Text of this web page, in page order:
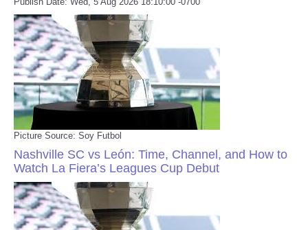
Picture Source: Soy Futbol
Nashville SC vs León: Time, Channel, and How to
Watch La Fiera’s Leagues Cup Debut